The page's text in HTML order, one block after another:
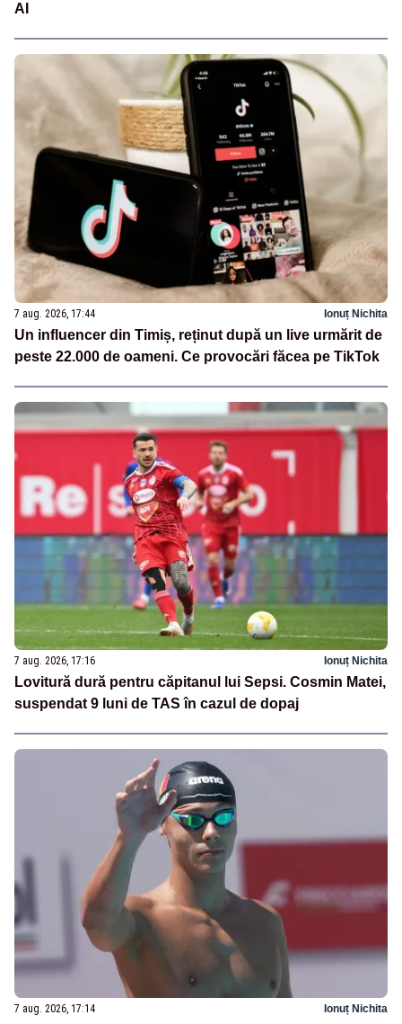
AI
7 aug. 2026, 17:44 Ionuț Nichita
Un influencer din Timiș, reținut după un live urmărit de
peste 22.000 de oameni. Ce provocări făcea pe TikTok
7 aug. 2026, 17:16 Ionuț Nichita
Lovitură dură pentru căpitanul lui Sepsi. Cosmin Matei,
suspendat 9 luni de TAS în cazul de dopaj
7 aug. 2026, 17:14 Ionuț Nichita